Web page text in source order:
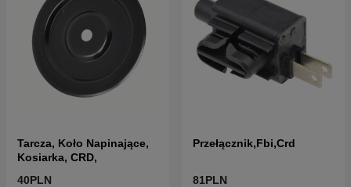
Tarcza, Koło Napinające,
Kosiarka, CRD,
40PLN
Przełącznik,Fbi,Crd
81PLN